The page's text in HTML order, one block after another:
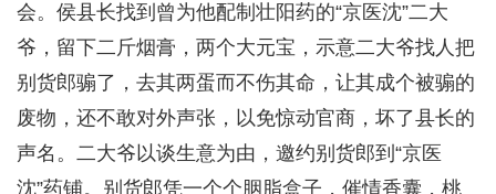
会。侯县长找到曾为他配制壮阳药的“京医沈”二大
爷，留下二斤烟膏，两个大元宝，示意二大爷找人把
别货郎骟了，去其两蛋而不伤其命，让其成个被骟的
废物，还不敢对外声张，以免惊动官商，坏了县长的
声名。二大爷以谈生意为由，邀约别货郎到“京医
沈”药铺。别货郎凭一个个胭脂盒子，催情香囊，桃